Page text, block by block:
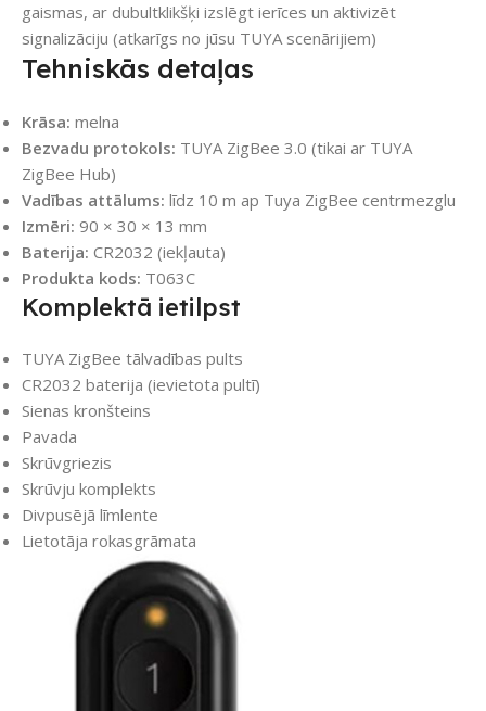
gaismas, ar dubultklikšķi izslēgt ierīces un aktivizēt
signalizāciju (atkarīgs no jūsu TUYA scenārijiem)
Tehniskās detaļas
Krāsa: melna
Bezvadu protokols: TUYA ZigBee 3.0 (tikai ar TUYA
ZigBee Hub)
Vadības attālums: līdz 10 m ap Tuya ZigBee centrmezglu
Izmēri: 90 × 30 × 13 mm
Baterija: CR2032 (iekļauta)
Produkta kods: T063C
Komplektā ietilpst
TUYA ZigBee tālvadības pults
CR2032 baterija (ievietota pultī)
Sienas kronšteins
Pavada
Skrūvgriezis
Skrūvju komplekts
Divpusējā līmlente
Lietotāja rokasgrāmata